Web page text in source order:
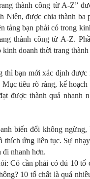
thành công từ A-Z”
Niên, được chia thành ba
tảng bạn phải có trong
thành công từ A-Z.
doanh thời trang thành
thì bạn mới xác định được
tiêu rõ ràng, kế
được thành quả nhanh
biến đổi không ngừng,
thích ứng liên tục. Sự
đi nhanh hơn.
Có cần phải có đủ 10 tố
10 tố chất là quá